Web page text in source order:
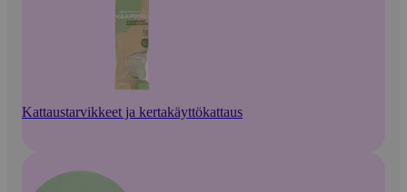
Kattaustarvikkeet ja kertakäyttökattaus